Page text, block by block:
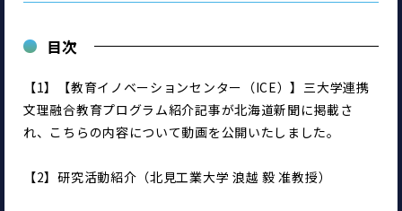
目次
【1】【教育イノベーションセンター（ICE）】三大学連携
文理融合教育プログラム紹介記事が北海道新聞に掲載さ
れ、こちらの内容について動画を公開いたしました。
【2】研究活動紹介（北見工業大学 浪越 毅 准教授）